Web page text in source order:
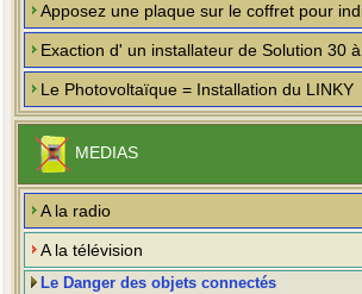
Apposez une plaque sur le coffret pour
Exaction d' un installateur de Solution 30
Le Photovoltaïque = Installation du LINKY
MEDIAS
A la radio
A la télévision
Le Danger des objets connectés